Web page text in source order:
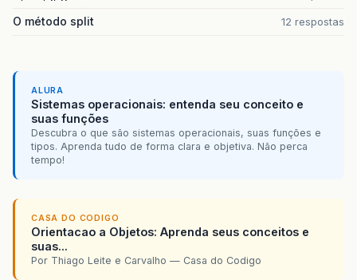
O método split 12 respostas
ALURA
Sistemas operacionais: entenda seu conceito e
suas funções
Descubra o que são sistemas operacionais, suas funções e
tipos. Aprenda tudo de forma clara e objetiva. Não perca
tempo!
CASA DO CODIGO
Orientacao a Objetos: Aprenda seus conceitos e
suas...
Por Thiago Leite e Carvalho — Casa do Codigo